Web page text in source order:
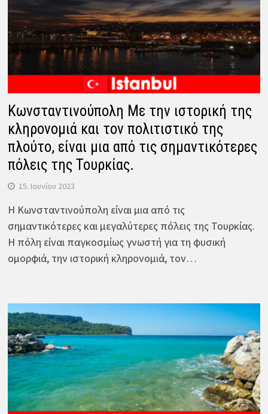
Κωνσταντινούπολη Με την ιστορική της
κληρονομιά και τον πολιτιστικό της
πλούτο, είναι μια από τις σημαντικότερες
πόλεις της Τουρκίας.
15. Ιουνίου 2023
Η Κωνσταντινούπολη είναι μια από τις
σημαντικότερες και μεγαλύτερες πόλεις της Τουρκίας.
Η πόλη είναι παγκοσμίως γνωστή για τη φυσική
ομορφιά, την ιστορική κληρονομιά, τον…